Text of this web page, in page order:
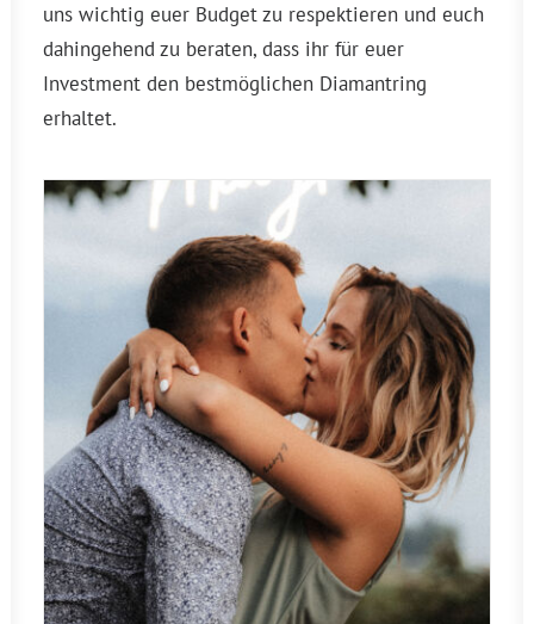
uns wichtig euer Budget zu respektieren und euch
dahingehend zu beraten, dass ihr für euer
Investment den bestmöglichen Diamantring
erhaltet.